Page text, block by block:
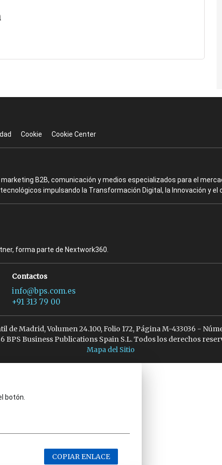
Cookie Cookie Center
marketing B2B, comunicación y medios especializados para el
impulsando la Transformación Digital, la Innovación y el
forma parte de Nextwork360.
Contactos
info@bps.com.es
+91 313 79 00
de Madrid, Volumen 24.100, Folio 172, Página M-433036 -
BPS Business Publications Spain S.L. Todos los derechos
Mapa del Sitio
botón.
COPIAR ENLACE